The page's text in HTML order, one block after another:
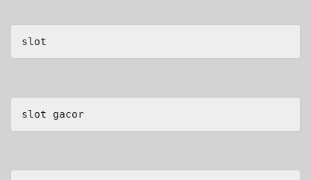
slot
slot gacor